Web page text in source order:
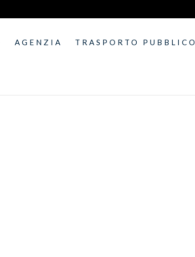
AGENZIA TRASPORTO PUBBLICO